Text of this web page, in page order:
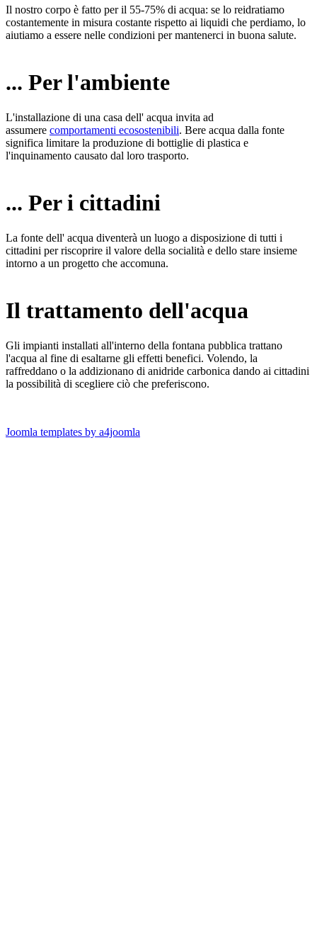
Il nostro corpo è fatto per il 55-75% di acqua: se lo reidratiamo
costantemente in misura costante rispetto ai liquidi che perdiamo, lo
aiutiamo a essere nelle condizioni per mantenerci in buona salute.
... Per l'ambiente
L'installazione di una casa dell' acqua invita ad
assumere comportamenti ecosostenibili. Bere acqua dalla fonte
significa limitare la produzione di bottiglie di plastica e
l'inquinamento causato dal loro trasporto.
... Per i cittadini
La fonte dell' acqua diventerà un luogo a disposizione di tutti i
cittadini per riscoprire il valore della socialità e dello stare insieme
intorno a un progetto che accomuna.
Il trattamento dell'acqua
Gli impianti installati all'interno della fontana pubblica trattano
l'acqua al fine di esaltarne gli effetti benefici. Volendo, la
raffreddano o la addizionano di anidride carbonica dando ai cittadini
la possibilità di scegliere ciò che preferiscono.
Joomla templates by a4joomla